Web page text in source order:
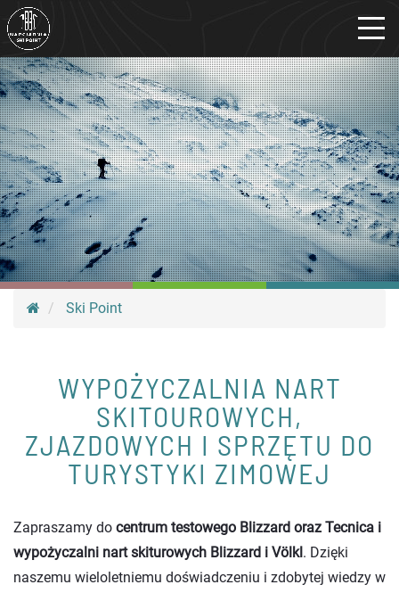
Ski Point
WYPOŻYCZALNIA NART
SKITOUROWYCH,
ZJAZDOWYCH I SPRZĘTU DO
TURYSTYKI ZIMOWEJ
Zapraszamy do centrum testowego Blizzard oraz Tecnica i
wypożyczalni nart skiturowych Blizzard i Völkl. Dzięki
naszemu wieloletniemu doświadczeniu i zdobytej wiedzy w